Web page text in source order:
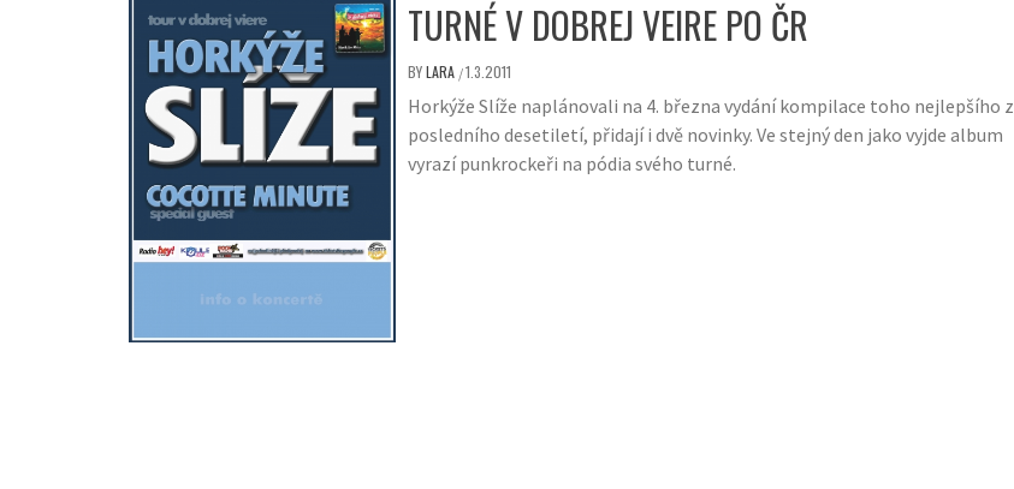
TURNÉ V DOBREJ VEIRE PO ČR
BYLARA /1.3.2011
Horkýže Slíže naplánovali na 4. března vydání kompilace toho nejlepšího z
posledního desetiletí, přidají i dvě novinky. Ve stejný den jako vyjde album
vyrazí punkrockeři na pódia svého turné.